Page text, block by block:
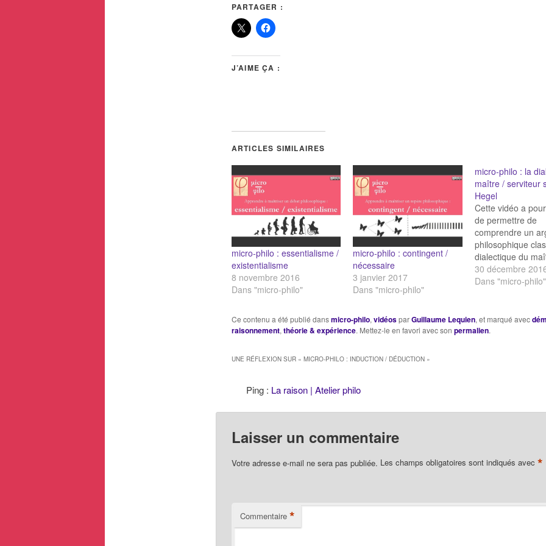
PARTAGER :
J’AIME ÇA :
ARTICLES SIMILAIRES
micro-philo : essentialisme /
existentialisme
8 novembre 2016
Dans "micro-philo"
micro-philo : contingent /
nécessaire
3 janvier 2017
Dans "micro-philo"
micro-philo : la
maître / serviteur
Hegel
Cette vidéo a
de permettre de
comprendre un
philosophique
dialectique du
serviteur selon
Prenez le temps de
quelques notes
visionnage. –
30 décembre
Dans "micro-philo"
Ce contenu a été publié dansmicro-philo, vidéosparGuillaume Lequien, et marqué avec
raisonnement, théorie & expérience. Mettez-le en favori avec son permalien.
UNE RÉFLEXION SUR « MICRO-PHILO : INDUCTION / DÉDUCTION»
Ping : La raison | Atelier philo
Laisser un commentaire
Votre adresse e-mail ne sera pas publiée. Les champs obligatoires sont indiqués avec *
Commentaire *